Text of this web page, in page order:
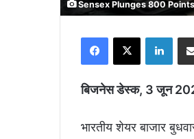
Sensex Plunges 800
Facebook
X
बिजनेस डेस्क, 3 जून
भारतीय शेयर बाजार